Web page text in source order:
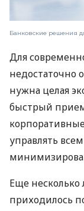
Банковские решения
Для
недостаточно
нужна целая
быстрый
управлять
Еще
приходилось